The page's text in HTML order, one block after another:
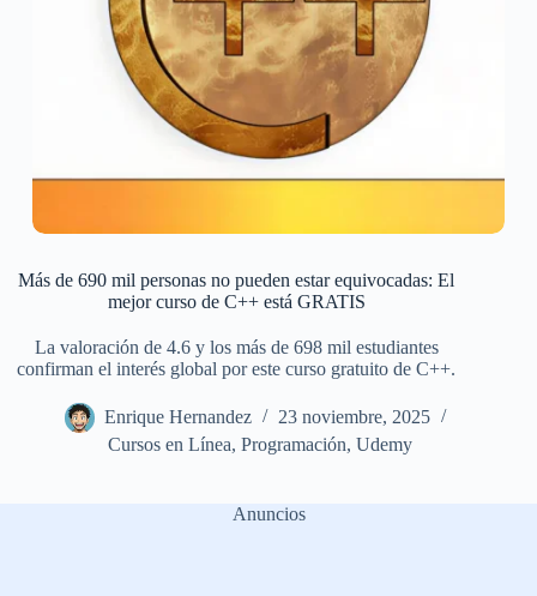
Más de 690 mil personas no pueden estar equivocadas: El
mejor curso de C++ está GRATIS
La valoración de 4.6 y los más de 698 mil estudiantes
confirman el interés global por este curso gratuito de C++.
Enrique Hernandez
23 noviembre, 2025
Cursos en Línea,Programación,Udemy
Anuncios